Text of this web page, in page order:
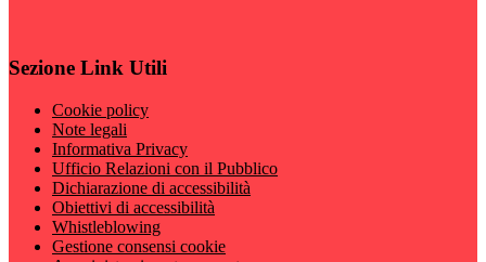
Sezione Link Utili
Cookie policy
Note legali
Informativa Privacy
Ufficio Relazioni con il Pubblico
Dichiarazione di accessibilità
Obiettivi di accessibilità
Whistleblowing
Gestione consensi cookie